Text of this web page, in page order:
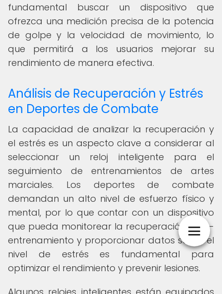
fundamental buscar un dispositivo que
ofrezca una medición precisa de la potencia
de golpe y la velocidad de movimiento, lo
que permitirá a los usuarios mejorar su
rendimiento de manera efectiva.
Análisis de Recuperación y Estrés
en Deportes de Combate
La capacidad de analizar la recuperación y
el estrés es un aspecto clave a considerar al
seleccionar un reloj inteligente para el
seguimiento de entrenamientos de artes
marciales. Los deportes de combate
demandan un alto nivel de esfuerzo físico y
mental, por lo que contar con un dispositivo
que pueda monitorear la recuperación post-
entrenamiento y proporcionar datos sobre el
nivel de estrés es fundamental para
optimizar el rendimiento y prevenir lesiones.